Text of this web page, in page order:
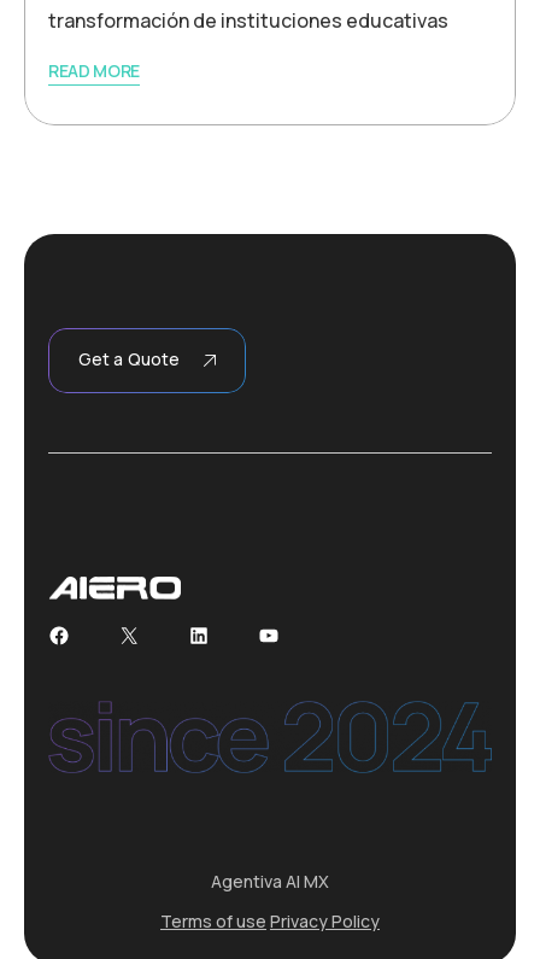
transformación de instituciones educativas
READ MORE
Get a Quote
Facebook
X LinkedInYouTube
Agentiva AI MX
Terms of use Privacy Policy